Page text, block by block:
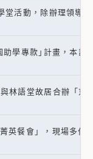
堂活動，除辦理領導
助學專款｣計畫，本計
林語堂故居合辦「
英餐會」，現場多位